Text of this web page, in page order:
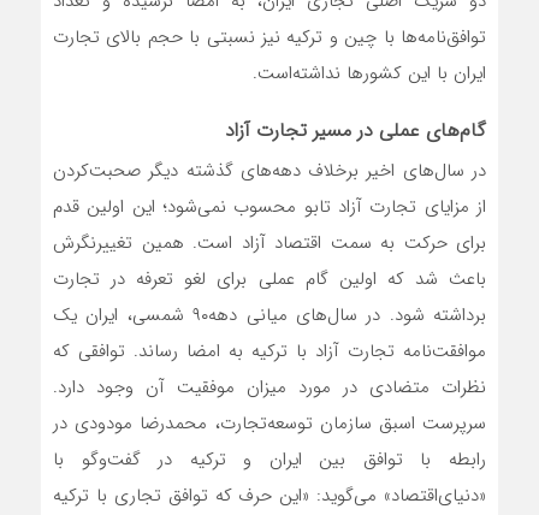
توافق‌نامه‌‌‌‌‌ها با چین و ترکیه نیز نسبتی با حجم بالای تجارت
ایران با این کشورها نداشته‌است.
گام‌‌‌‌‌های عملی در مسیر تجارت آزاد
در سال‌های اخیر برخلاف دهه‌های گذشته دیگر صحبت‌کردن
از مزایای تجارت آزاد تابو محسوب نمی‌شود؛ این اولین قدم
برای حرکت به سمت اقتصاد آزاد است. همین تغییرنگرش
باعث شد که اولین گام عملی برای لغو تعرفه در تجارت
برداشته شود. در سال‌های میانی دهه‌۹۰ شمسی، ایران یک
موافقت‌نامه تجارت آزاد با ترکیه به امضا رساند. توافقی که
نظرات متضادی در مورد میزان موفقیت آن وجود دارد.
سرپرست اسبق سازمان توسعه‌تجارت، محمدرضا مودودی در
رابطه با توافق بین ایران و ترکیه در گفت‌وگو با
«دنیای‌اقتصاد» می‌گوید: «این حرف که توافق تجاری با ترکیه